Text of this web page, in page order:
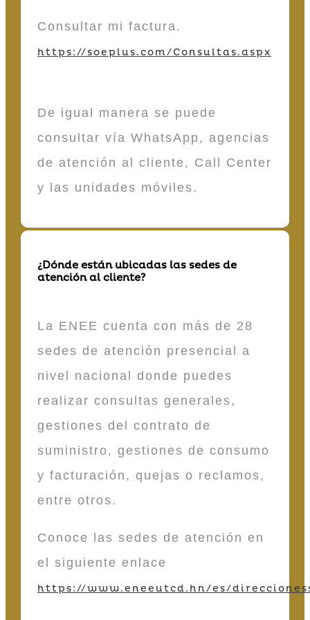
Consultar mi factura.
https://soeplus.com/Consultas.aspx
De igual manera se puede
consultar vía WhatsApp, agencias
de atención al cliente, Call Center
y las unidades móviles.
¿Dónde están ubicadas las sedes de
atención al cliente?
La ENEE cuenta con más de 28
sedes de atención presencial a
nivel nacional donde puedes
realizar consultas generales,
gestiones del contrato de
suministro, gestiones de consumo
y facturación, quejas o reclamos,
entre otros.
Conoce las sedes de atención en
el siguiente enlace
https://www.eneeutcd.hn/es/